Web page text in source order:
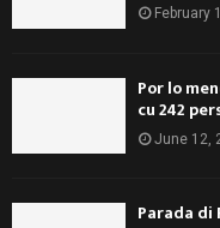
February
Por lo
cu 242
June 12,
Parada di